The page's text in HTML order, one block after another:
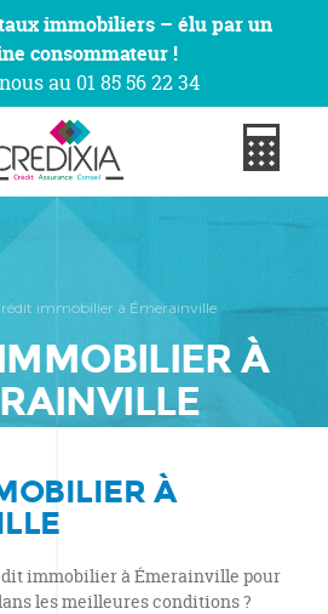
taux immobiliers – élu par un
consommateur !
au 01 85 56 22 34
immobilier à Émerainville
À
À
immobilier à Émerainville pour
les meilleures conditions ?